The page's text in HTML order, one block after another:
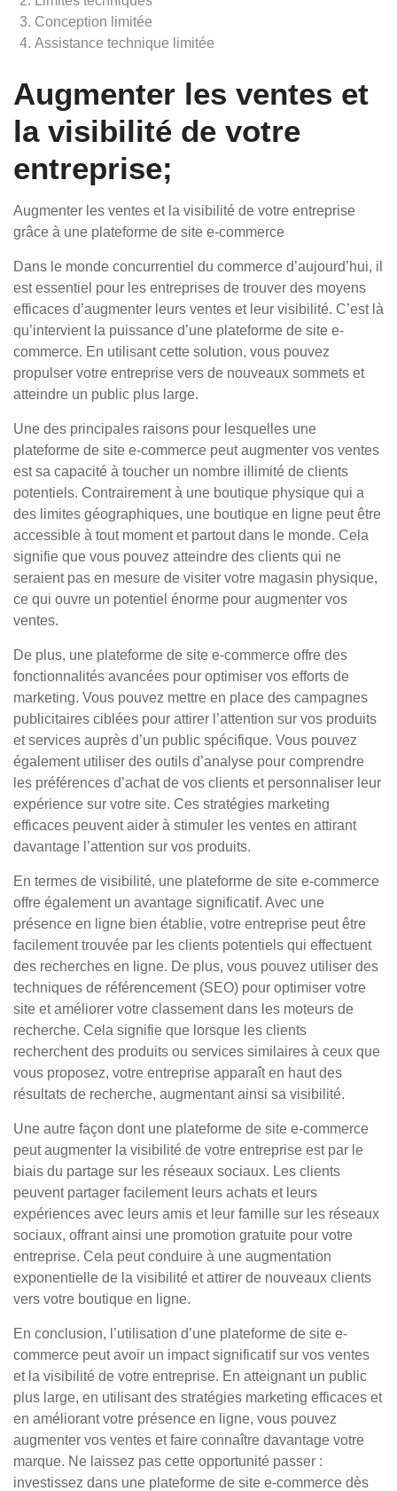
Conception limitée
Assistance technique limitée
Augmenter les ventes et
la visibilité de votre
entreprise;
Augmenter les ventes et la visibilité de votre entreprise
grâce à une plateforme de site e-commerce
Dans le monde concurrentiel du commerce d’aujourd’hui, il
est essentiel pour les entreprises de trouver des moyens
efficaces d’augmenter leurs ventes et leur visibilité. C’est là
qu’intervient la puissance d’une plateforme de site e-
commerce. En utilisant cette solution, vous pouvez
propulser votre entreprise vers de nouveaux sommets et
atteindre un public plus large.
Une des principales raisons pour lesquelles une
plateforme de site e-commerce peut augmenter vos ventes
est sa capacité à toucher un nombre illimité de clients
potentiels. Contrairement à une boutique physique qui a
des limites géographiques, une boutique en ligne peut être
accessible à tout moment et partout dans le monde. Cela
signifie que vous pouvez atteindre des clients qui ne
seraient pas en mesure de visiter votre magasin physique,
ce qui ouvre un potentiel énorme pour augmenter vos
ventes.
De plus, une plateforme de site e-commerce offre des
fonctionnalités avancées pour optimiser vos efforts de
marketing. Vous pouvez mettre en place des campagnes
publicitaires ciblées pour attirer l’attention sur vos produits
et services auprès d’un public spécifique. Vous pouvez
également utiliser des outils d’analyse pour comprendre
les préférences d’achat de vos clients et personnaliser leur
expérience sur votre site. Ces stratégies marketing
efficaces peuvent aider à stimuler les ventes en attirant
davantage l’attention sur vos produits.
En termes de visibilité, une plateforme de site e-commerce
offre également un avantage significatif. Avec une
présence en ligne bien établie, votre entreprise peut être
facilement trouvée par les clients potentiels qui effectuent
des recherches en ligne. De plus, vous pouvez utiliser des
techniques de référencement (SEO) pour optimiser votre
site et améliorer votre classement dans les moteurs de
recherche. Cela signifie que lorsque les clients
recherchent des produits ou services similaires à ceux que
vous proposez, votre entreprise apparaît en haut des
résultats de recherche, augmentant ainsi sa visibilité.
Une autre façon dont une plateforme de site e-commerce
peut augmenter la visibilité de votre entreprise est par le
biais du partage sur les réseaux sociaux. Les clients
peuvent partager facilement leurs achats et leurs
expériences avec leurs amis et leur famille sur les réseaux
sociaux, offrant ainsi une promotion gratuite pour votre
entreprise. Cela peut conduire à une augmentation
exponentielle de la visibilité et attirer de nouveaux clients
vers votre boutique en ligne.
En conclusion, l’utilisation d’une plateforme de site e-
commerce peut avoir un impact significatif sur vos ventes
et la visibilité de votre entreprise. En atteignant un public
plus large, en utilisant des stratégies marketing efficaces et
en améliorant votre présence en ligne, vous pouvez
augmenter vos ventes et faire connaître davantage votre
marque. Ne laissez pas cette opportunité passer :
investissez dans une plateforme de site e-commerce dès